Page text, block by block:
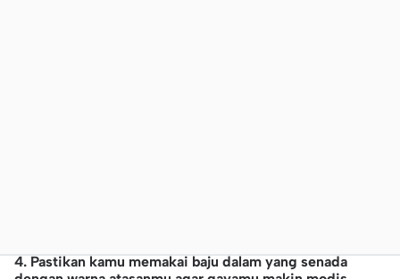
4. Pastikan kamu memakai baju dalam yang senada